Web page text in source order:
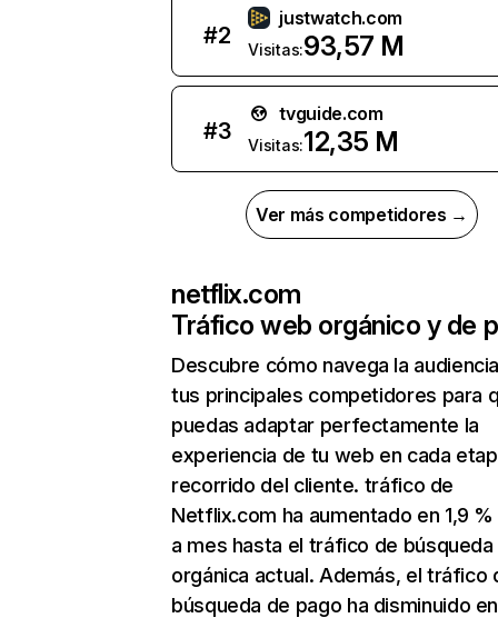
#2
justwatch.com
Visitas:93,57 M
#3
tvguide.com
Visitas:12,35 M
Ver más competidores →
netflix.com
Tráfico web orgánico y de
Descubre cómo navega la
tus principales competidores para
puedas adaptar perfectamente la
experiencia de tu web en cada
recorrido del cliente. tráfico de
Netflix.com ha aumentado en 1,9
a mes hasta el tráfico de búsqueda
orgánica actual. Además, el tráfico
búsqueda de pago ha disminuido en